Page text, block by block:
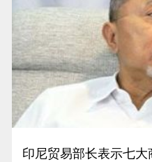
印尼贸易部长表示七